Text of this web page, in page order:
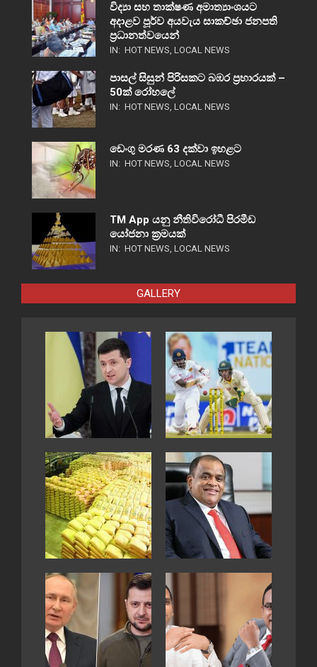
විද්‍යා සහ තාක්ෂණ අමාත්‍යාංශයට
අදාළව පූර්ව අයවැය සාකච්ඡා ජනපති
ප්‍රධානත්වයෙන්
IN: HOT NEWS, LOCAL NEWS
පාසල් සිසුන් පිරිසකට බඹර ප්‍රහාරයක් –
50ක් රෝහලේ
IN: HOT NEWS, LOCAL NEWS
ඩෙංගු මරණ 63 දක්වා ඉහළට
IN: HOT NEWS, LOCAL NEWS
TM App යනු නීතිවිරෝධී පිරමීඩ
යෝජනා ක්‍රමයක්
IN: HOT NEWS, LOCAL NEWS
GALLERY